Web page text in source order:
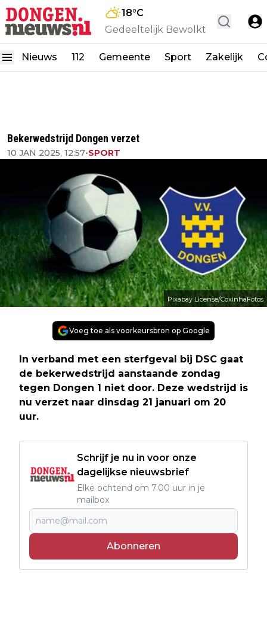
18°C
Gedeeltelijk Bewolkt
Nieuws 112 Gemeente Sport Zakelijk
Bekerwedstrijd Dongen verzet
10 JAN 2025, 12:57•SPORT
Pixabay License/CoxinhaFotos
Voeg toe als voorkeursbron op Google
In verband met een sterfgeval bij DSC gaat
de bekerwedstrijd aanstaande zondag
tegen Dongen 1 niet door. Deze wedstrijd is
nu verzet naar dinsdag 21 januari om 20
uur.
Schrijf je nu in voor onze
dagelijkse nieuwsbrief
Elke ochtend om 7.00 uur in je
mailbox
Abonneren